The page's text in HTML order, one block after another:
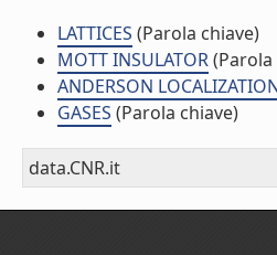
LATTICES (Parola chiave)
MOTT INSULATOR(Parola
ANDERSON
GASES (Parola chiave)
data.CNR.it